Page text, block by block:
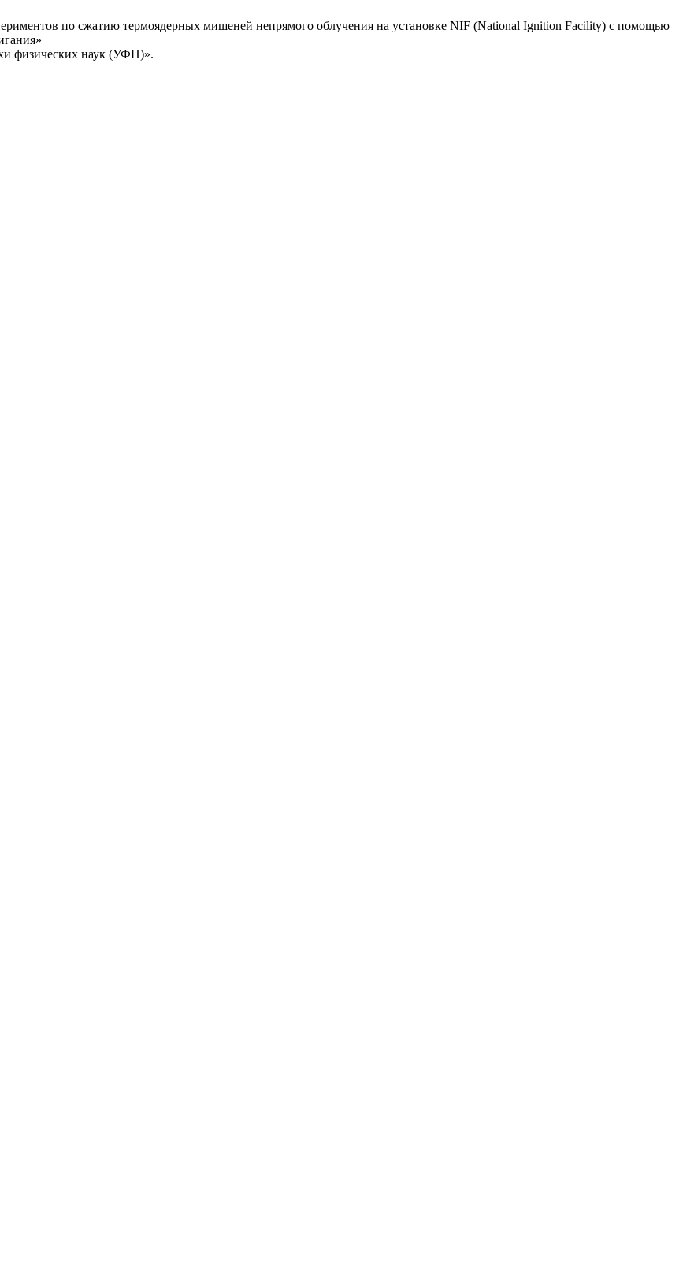
по сжатию термоядерных мишеней непрямого облучения на установке NIF (National Ignition Facility) с помощью
физических наук (УФН)».